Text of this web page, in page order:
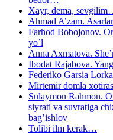
Xayr, dema,
Ahmad A’zam.
Farhod Bobojonov.
yo`l
Anna Axmatova.
Ibodat Rajabova.
Federiko Garsia
Mirtemir domla
Sulaymon Rahmon.
siyrati va suvratiga
bag’ishlov
Tolibi ilm kerak…